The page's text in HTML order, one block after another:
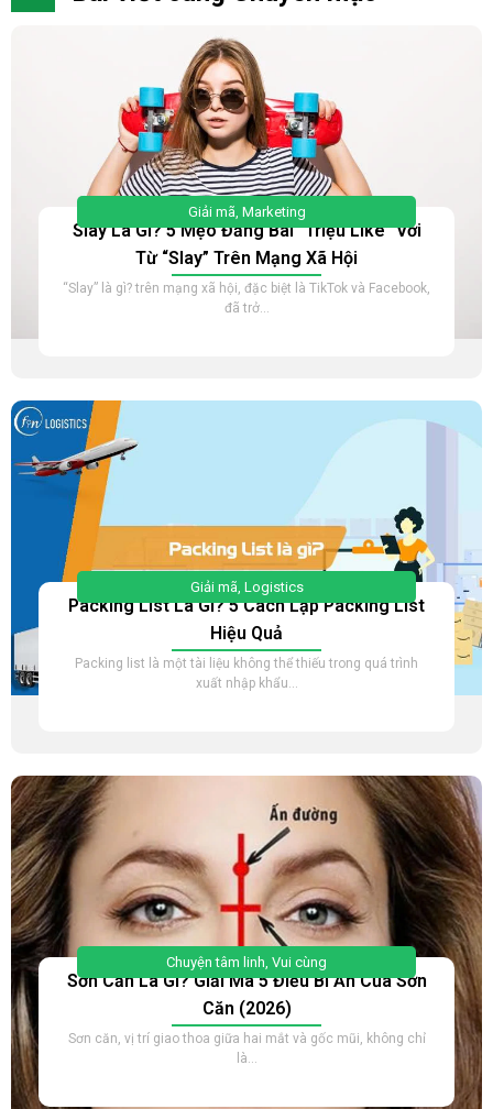
Giải mã Marketing
Slay Là Gì? 5 Mẹo Đăng Bài “Triệu Like” Với
Từ “Slay” Trên Mạng Xã Hội
“Slay” là gì? trên mạng xã hội, đặc biệt là TikTok và Facebook,
đã trở...
Giải mã Logistics
Packing List Là Gì? 5 Cách Lập Packing List
Hiệu Quả
Packing list là một tài liệu không thể thiếu trong quá trình
xuất nhập khẩu...
Chuyện tâm linh Vui cùng
Sơn Căn Là Gì? Giải Mã 5 Điều Bí Ẩn Của Sơn
Căn (2026)
Sơn căn, vị trí giao thoa giữa hai mắt và gốc mũi, không chỉ
là...